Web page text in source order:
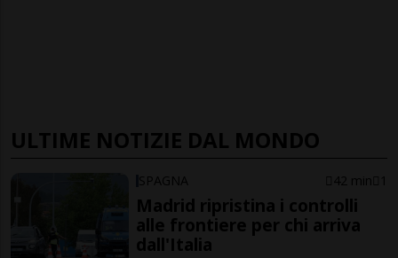
ULTIME NOTIZIE DAL MONDO
SPAGNA 42 min 1
Madrid ripristina i controlli
alle frontiere per chi arriva
dall'Italia